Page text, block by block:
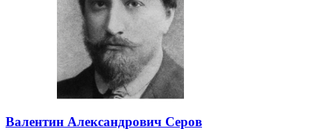
Валентин Александрович Серов